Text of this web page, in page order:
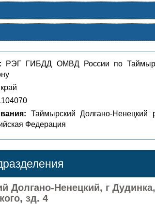
РЭГ ГИБДД ОМВД России по
Таймырский Долгано-Ненецкий
Федерация
Долгано-Ненецкий, г
зд. 4